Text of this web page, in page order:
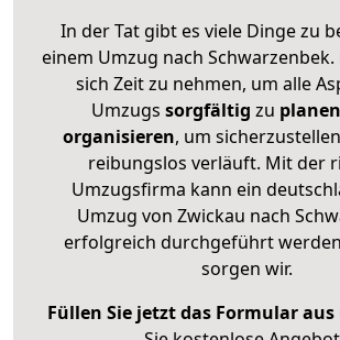
In der Tat gibt es viele Dinge zu
einem Umzug nach Schwarzenbek.
sich Zeit zu nehmen, um alle
Umzugs sorgfältig zu planen
organisieren, um
reibungslos verläuft. Mit der
Umzugsfirma kann ein
Umzug von Zwickau nach
erfolgreich durchgeführt
sorgen wir.
Füllen Sie jetzt das Formular aus